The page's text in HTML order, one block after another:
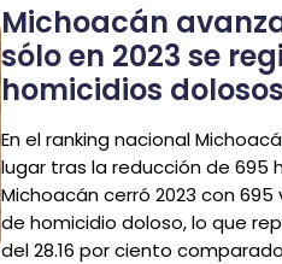
Michoacán
sólo en 2023 se
homicidios
En el ranking nacional
lugar tras la reducción de 695
Michoacán cerró 2023 con
de homicidio doloso, lo que
del 28.16 por ciento